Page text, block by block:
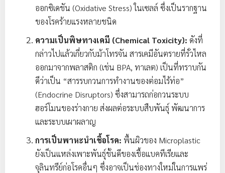
ออกซิเดชัน (Oxidative Stress) ในเซลล์ ซึ่งเป็นรากฐาน
ของโรคร้ายแรงหลายชนิด
ความเป็นพิษทางเคมี (Chemical Toxicity): ดังที่
กล่าวไปแล้วเกี่ยวกับม้าโทรจัน สารเคมีอันตรายที่รั่วไหล
ออกมาจากพลาสติก (เช่น BPA, ทาเลต) เป็นที่ทราบกัน
ดีว่าเป็น “สารรบกวนการทำงานของต่อมไร้ท่อ”
(Endocrine Disruptors) ซึ่งสามารถก่อกวนระบบ
ฮอร์โมนของร่างกาย ส่งผลต่อระบบสืบพันธุ์ พัฒนาการ
และระบบเผาผลาญ
การเป็นพาหะนำเชื้อโรค: พื้นผิวของ Microplastic
ยังเป็นแหล่งเพาะพันธุ์ชั้นดีของเชื้อแบคทีเรียและ
จุลินทรีย์ก่อโรคอื่นๆ ซึ่งอาจเป็นช่องทางใหม่ในการแพร่